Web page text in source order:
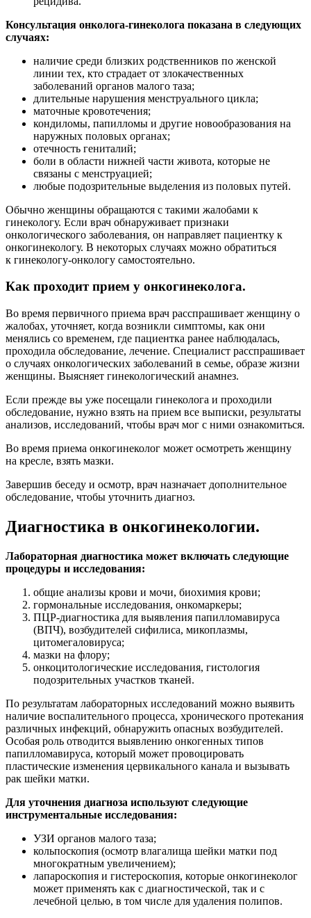
Консультация онколога-гинеколога показана в следующих
случаях:
наличие среди близких родственников по женской
линии тех, кто страдает от злокачественных
заболеваний органов малого таза;
длительные нарушения менструального цикла;
маточные кровотечения;
кондиломы, папилломы и другие новообразования на
наружных половых органах;
отечность гениталий;
боли в области нижней части живота, которые не
связаны с менструацией;
любые подозрительные выделения из половых путей.
Обычно женщины обращаются с такими жалобами к
гинекологу. Если врач обнаруживает признаки
онкологического заболевания, он направляет пациентку к
онкогинекологу. В некоторых случаях можно обратиться
к гинекологу-онкологу самостоятельно.
Как проходит прием у онкогинеколога.
Во время первичного приема врач расспрашивает женщину о
жалобах, уточняет, когда возникли симптомы, как они
менялись со временем, где пациентка ранее наблюдалась,
проходила обследование, лечение. Специалист расспрашивает
о случаях онкологических заболеваний в семье, образе жизни
женщины. Выясняет гинекологический анамнез.
Если прежде вы уже посещали гинеколога и проходили
обследование, нужно взять на прием все выписки, результаты
анализов, исследований, чтобы врач мог с ними ознакомиться.
Во время приема онкогинеколог может осмотреть женщину
на кресле, взять мазки.
Завершив беседу и осмотр, врач назначает дополнительное
обследование, чтобы уточнить диагноз.
Диагностика в онкогинекологии.
Лабораторная диагностика может включать следующие
процедуры и исследования:
общие анализы крови и мочи, биохимия крови;
гормональные исследования, онкомаркеры;
ПЦР-диагностика для выявления папилломавируса
(ВПЧ), возбудителей сифилиса, микоплазмы,
цитомегаловируса;
мазки на флору;
онкоцитологические исследования, гистология
подозрительных участков тканей.
По результатам лабораторных исследований можно выявить
наличие воспалительного процесса, хронического протекания
различных инфекций, обнаружить опасных возбудителей.
Особая роль отводится выявлению онкогенных типов
папилломавируса, который может провоцировать
пластические изменения цервикального канала и вызывать
рак шейки матки.
Для уточнения диагноза используют следующие
инструментальные исследования:
УЗИ органов малого таза;
кольпоскопия (осмотр влагалища шейки матки под
многократным увеличением);
лапароскопия и гистероскопия, которые онкогинеколог
может применять как с диагностической, так и с
лечебной целью, в том числе для удаления полипов.